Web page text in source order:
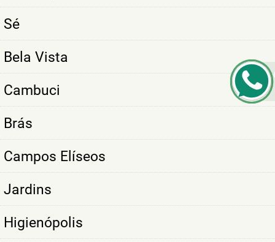
Sé
Bela Vista
Cambuci
Brás
Campos Elíseos
Jardins
Higienópolis